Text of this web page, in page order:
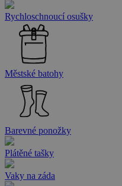
Rychloschnoucí osušky
Městské batohy
Barevné ponožky
Plátěné tašky
Vaky na záda